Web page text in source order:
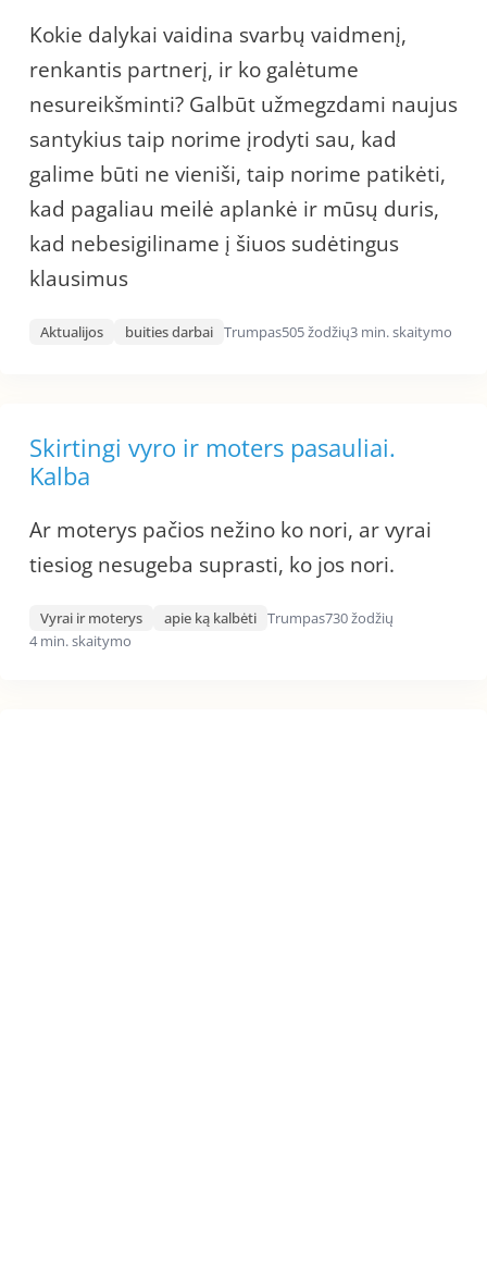
Kokie dalykai vaidina svarbų vaidmenį,
renkantis partnerį, ir ko galėtume
nesureikšminti? Galbūt užmegzdami naujus
santykius taip norime įrodyti sau, kad
galime būti ne vieniši, taip norime patikėti,
kad pagaliau meilė aplankė ir mūsų duris,
kad nebesigiliname į šiuos sudėtingus
klausimus
Aktualijos buities darbai Trumpas505 žodžių3 min. skaitymo
Skirtingi vyro ir moters pasauliai.
Kalba
Ar moterys pačios nežino ko nori, ar vyrai
tiesiog nesugeba suprasti, ko jos nori.
Vyrai ir moterys apie ką kalbėti Trumpas730 žodžių
4 min. skaitymo